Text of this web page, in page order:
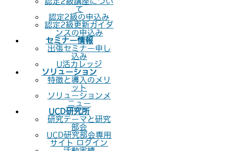
て
認定2級の申込み
認定2級更新ガイダ
ンスの申込み
セミナー情報
出張セミナー申し
込み
U活カレッジ
ソリューション
特徴と導入のメリ
ット
ソリューションメ
ニュー
UCD研究所
研究テーマと研究
部会
UCD研究部会専用
サイト ログイン